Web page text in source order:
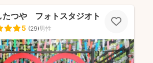
たつや フォトスタジオトワ
5 (29)男性